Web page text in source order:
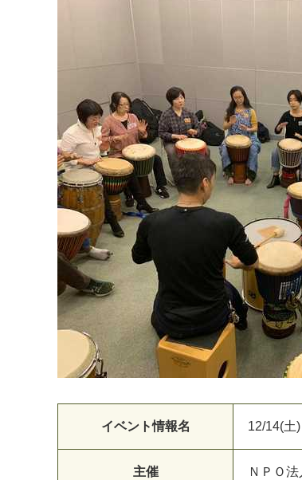
イベント情報名 12/14(土
主催 Ｎ Ｐ Ｏ法
マイメディア検索